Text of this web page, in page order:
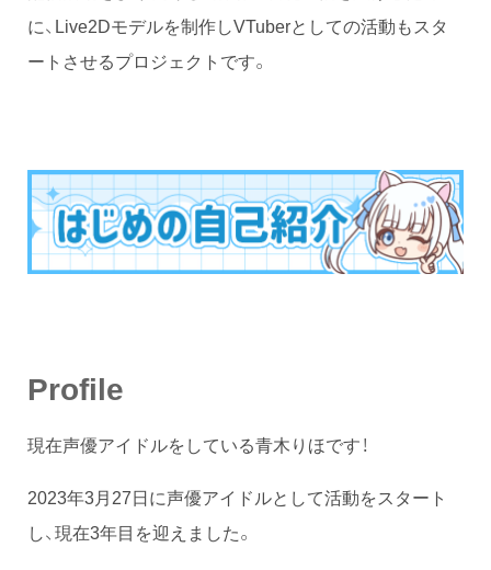
に、Live2Dモデルを制作しVTuberとしての活動もスタ
ートさせるプロジェクトです。
Profile
現在声優アイドルをしている青木りほです！
2023年3月27日に声優アイドルとして活動をスタート
し、現在3年目を迎えました。